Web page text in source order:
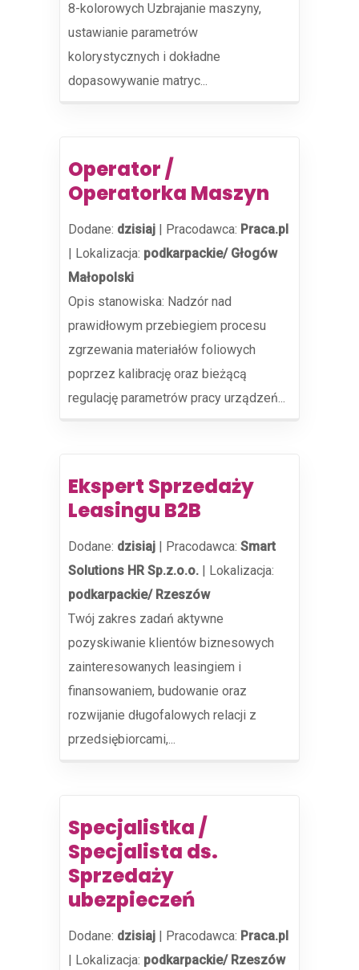
8-kolorowych Uzbrajanie maszyny,
ustawianie parametrów
kolorystycznych i dokładne
dopasowywanie matryc...
Operator /
Operatorka Maszyn
Dodane: dzisiaj | Pracodawca: Praca.pl
| Lokalizacja: podkarpackie/ Głogów
Małopolski
Opis stanowiska: Nadzór nad
prawidłowym przebiegiem procesu
zgrzewania materiałów foliowych
poprzez kalibrację oraz bieżącą
regulację parametrów pracy urządzeń...
Ekspert Sprzedaży
Leasingu B2B
Dodane: dzisiaj | Pracodawca: Smart
Solutions HR Sp.z.o.o. | Lokalizacja:
podkarpackie/ Rzeszów
Twój zakres zadań aktywne
pozyskiwanie klientów biznesowych
zainteresowanych leasingiem i
finansowaniem, budowanie oraz
rozwijanie długofalowych relacji z
przedsiębiorcami,...
Specjalistka /
Specjalista ds.
Sprzedaży
ubezpieczeń
Dodane: dzisiaj | Pracodawca: Praca.pl
| Lokalizacja: podkarpackie/ Rzeszów